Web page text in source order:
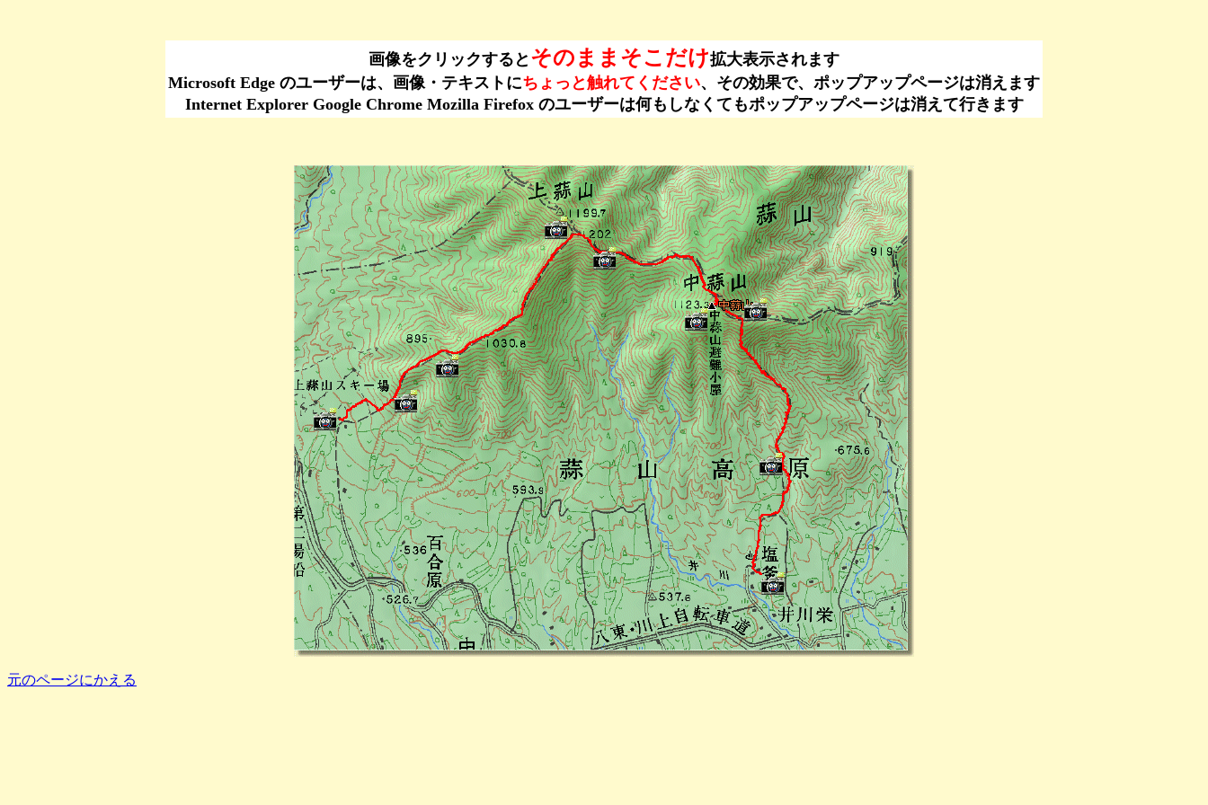
画像をクリックすると そのままそこだけ拡大表示されます
Microsoft Edge のユーザーは、画像・テキストにちょっと触れてください、その効果で、ポップアップページは消えます
Internet Explorer Google Chrome Mozilla Firefox のユーザーは何もしなくてもポップアップページは消えて行きます
元のページにかえる